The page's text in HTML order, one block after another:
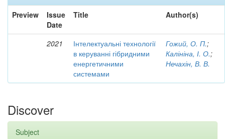
Preview
Issue
Date
Title Author(s)
2021
Інтелектуальні технології
в керуванні гібридними
енергетичними
системами
Гожий, О. П.;
Калініна, І. О.;
Нечахін, В. В.
Discover
Subject